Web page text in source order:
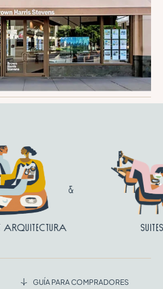
arquitectura
GUÍA PARA COMPRADORES